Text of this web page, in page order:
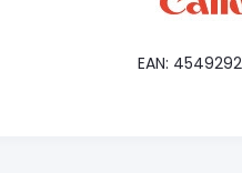
EAN: